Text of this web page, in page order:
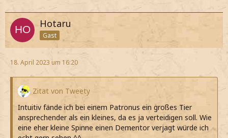
Hotaru
Gast
18. April 2023 um 16:20
Zitat von Tweety
Intuitiv fände ich bei einem Patronus ein großes Tier
ansprechender als ein kleines, da es ja verteidigen soll. Wie
eine eher kleine Spinne einen Dementor verjagt würde ich